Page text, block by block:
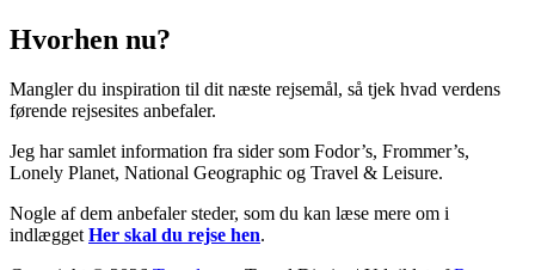
Hvorhen nu?
Mangler du inspiration til dit næste rejsemål, så tjek hvad verdens
førende rejsesites anbefaler.
Jeg har samlet information fra sider som Fodor’s, Frommer’s,
Lonely Planet, National Geographic og Travel & Leisure.
Nogle af dem anbefaler steder, som du kan læse mere om i
indlæggetHer skal du rejse hen.